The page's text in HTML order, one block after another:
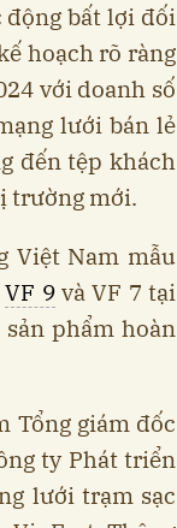
động bất lợi đối
hoạch rõ ràng
với doanh số
lưới bán lẻ
đến tệp khách
trường mới.
Việt Nam mẫu
VF 9và VF 7 tại
phẩm hoàn
Tổng giám đốc
ty Phát triển
lưới trạm sạc